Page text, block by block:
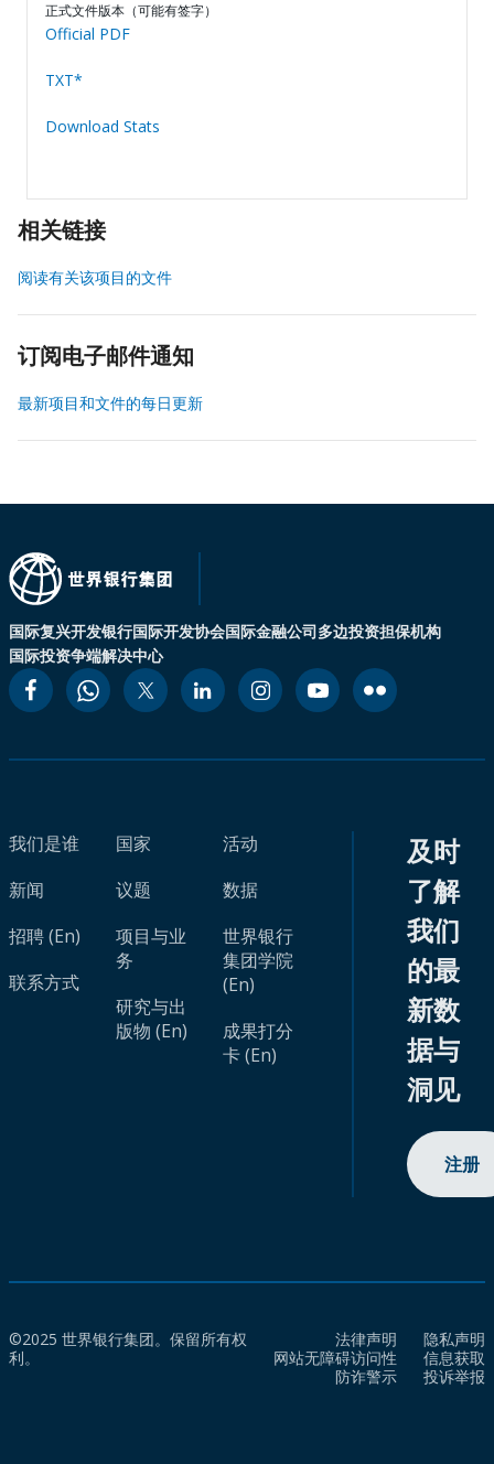
正式文件版本（可能有签字）
Official PDF
TXT*
Download Stats
相关链接
阅读有关该项目的文件
订阅电子邮件通知
最新项目和文件的每日更新
国际复兴开发银行国际开发协会国际金融公司多边投资担保机构
国际投资争端解决中心
我们是谁
新闻
招聘 (En)
联系方式
国家
议题
项目与业
务
研究与出
版物 (En)
活动
数据
世界银行
集团学院
(En)
成果打分
卡 (En)
及时
了解
我们
的最
新数
据与
洞见
注册
©2025 世界银行集团。保留所有权
利。
法律声明
隐私声明
网站无障碍访问性
信息获取
防诈警示
投诉举报